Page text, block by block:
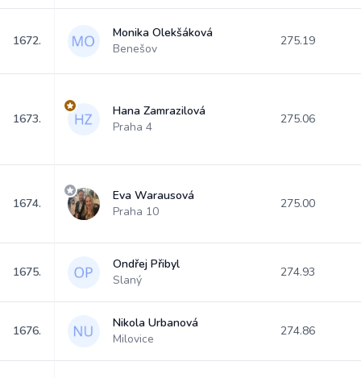
1672.
Monika Olekšáková
Benešov
275.19
1673.
Hana Zamrazilová
Praha 4
275.06
1674.
Eva Warausová
Praha 10
275.00
1675.
Ondřej Přibyl
Slaný
274.93
1676.
Nikola Urbanová
Milovice
274.86